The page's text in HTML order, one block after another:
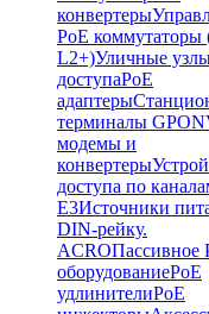
конвертеры
PoE коммутаторы
L2+)Уличные
доступаPoE
адаптеры
терминалы GPON
модемы и
конвертеры
доступа по
E3Источники
DIN-рейку.
ACROПассивное
оборудованиеPoE
удлинителиPoE